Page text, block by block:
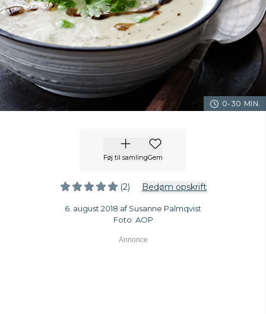
0-30 MIN.
Føj til samlingGem
(2) Bedøm opskrift
6. august 2018 af Susanne Palmqvist
Foto: AOP